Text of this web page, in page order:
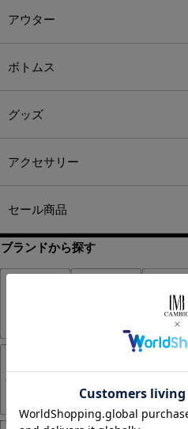
アウター
ボトムス
グッズ
アクセサリー
セール商品
ブランドから探す